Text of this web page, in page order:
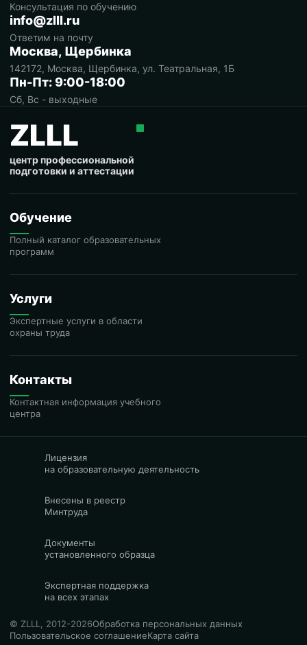
Консультация по обучению
info@zlll.ru
Ответим на почту
Москва, Щербинка
142172, Москва, Щербинка, ул. Театральная, 1Б
Пн-Пт: 9:00-18:00
Сб, Вс - выходные
ZLLL
центр профессиональной
подготовки и аттестации
Обучение
Полный каталог образовательных
программ
Услуги
Экспертные услуги в области
охраны труда
Контакты
Контактная информация учебного
центра
Лицензия
на образовательную деятельность
Внесены в реестр
Минтруда
Документы
установленного образца
Экспертная поддержка
на всех этапах
© ZLLL, 2012-2026Обработка персональных данных
Пользовательское соглашениеКарта сайта